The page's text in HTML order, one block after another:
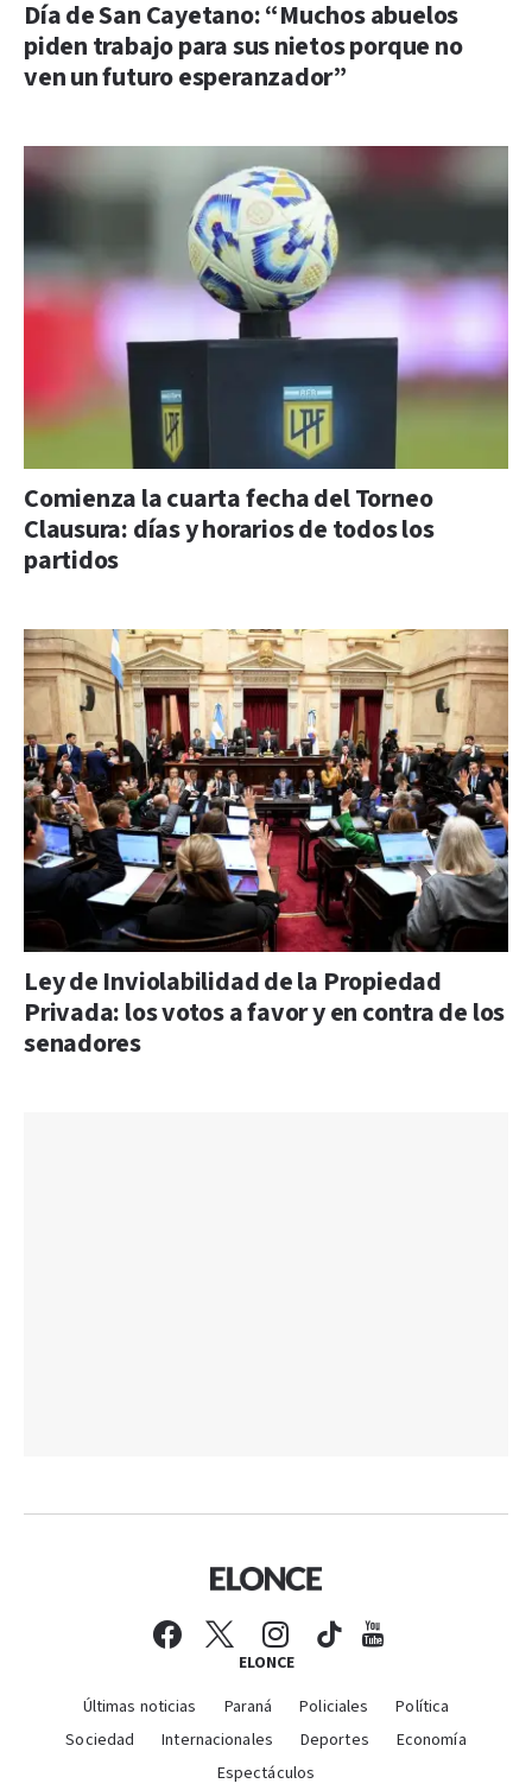
Día de San Cayetano: “Muchos abuelos
piden trabajo para sus nietos porque no
ven un futuro esperanzador”
Comienza la cuarta fecha del Torneo
Clausura: días y horarios de todos los
partidos
Ley de Inviolabilidad de la Propiedad
Privada: los votos a favor y en contra de los
senadores
ELONCE
Últimas noticias Paraná Policiales
Política
Sociedad
Internacionales Deportes
Economía
Espectáculos